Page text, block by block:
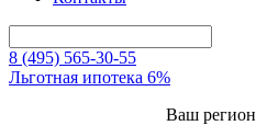
8 (495) 565-30-55
Льготная ипотека 6%
Ваш регион